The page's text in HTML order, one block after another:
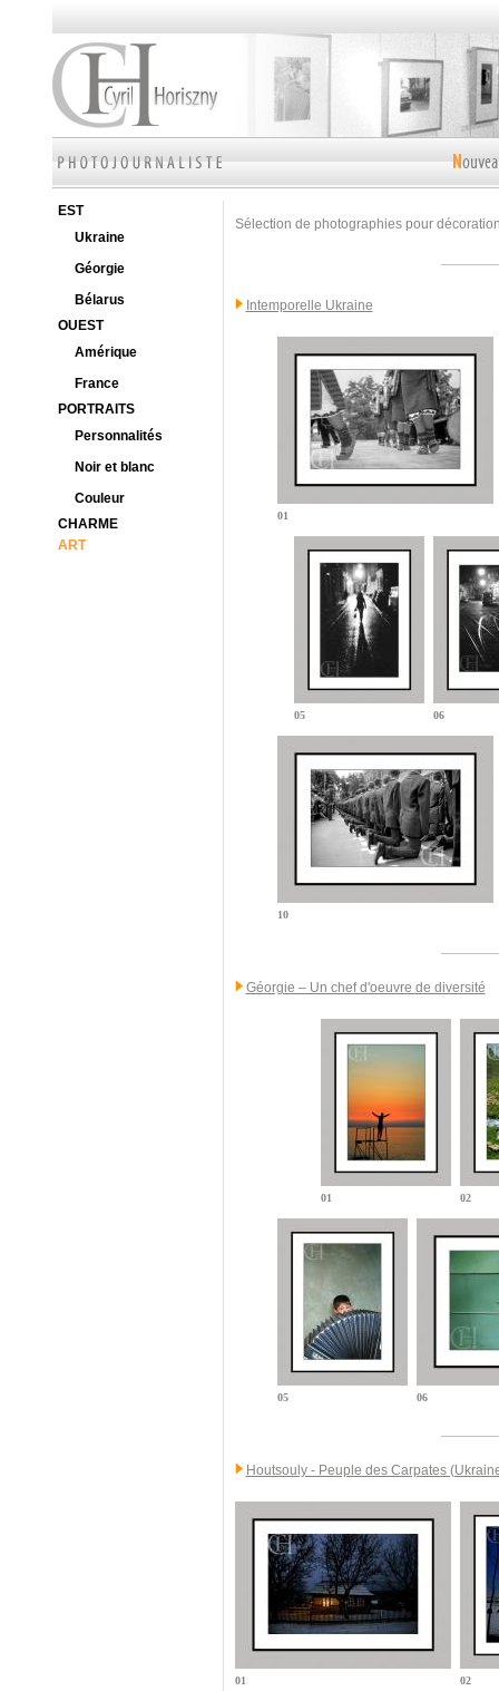
EST
Ukraine
Géorgie
Bélarus
OUEST
Amérique
France
PORTRAITS
Personnalités
Noir et blanc
Couleur
CHARME
ART
Sélection de photographies pour
Intemporelle Ukraine
01
05 06
10
Géorgie – Un chef d'oeuvre de diversité
01 02
05 06
Houtsouly - Peuple des Carpates
01 02